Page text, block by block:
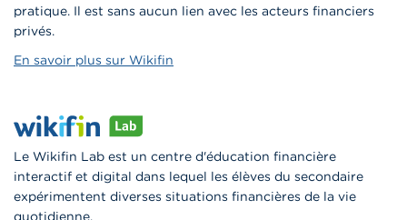
pratique. Il est sans aucun lien avec les acteurs financiers
privés.
En savoir plus sur Wikifin
Le Wikifin Lab est un centre d'éducation financière
interactif et digital dans lequel les élèves du secondaire
expérimentent diverses situations financières de la vie
quotidienne.